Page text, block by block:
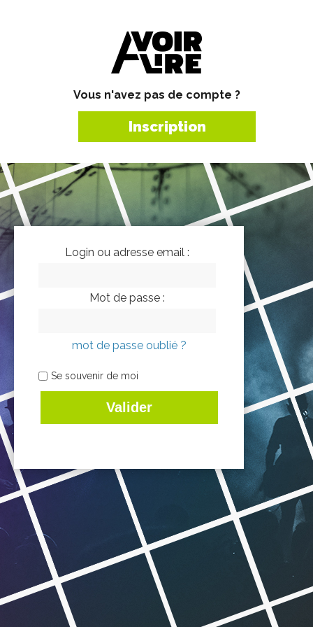
Vous n'avez pas de compte ?
Inscription
Login ou adresse email :
Mot de passe :
mot de passe oublié ?
Se souvenir de moi